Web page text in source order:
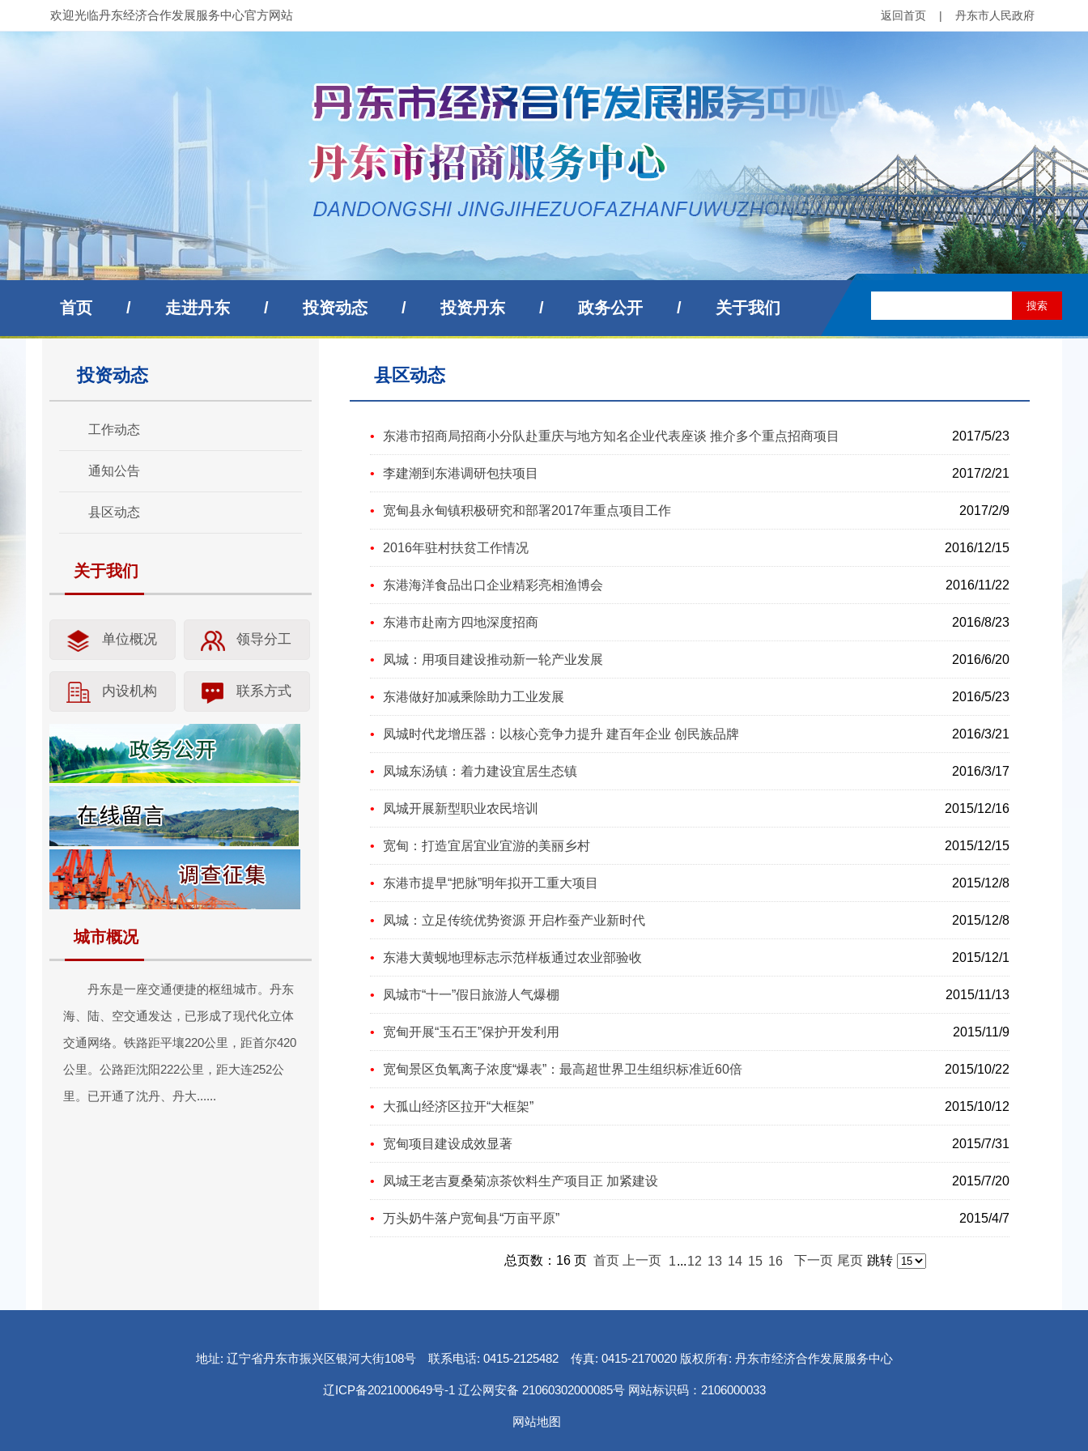
欢迎光临丹东经济合作发展服务中心官方网站 返回首页 | 丹东市人民政府
首页 / 走进丹东 / 投资动态 / 投资丹东 / 政务公开 / 关于我们
投资动态
工作动态
通知公告
县区动态
关于我们
单位概况 领导分工
内设机构 联系方式
城市概况
丹东是一座交通便捷的枢纽城市。丹东
海、陆、空交通发达，已形成了现代化立体
交通网络。铁路距平壤220公里，距首尔420
公里。公路距沈阳222公里，距大连252公
里。已开通了沈丹、丹大......
县区动态
2017/5/23
东港市招商局招商小分队赴重庆与地方知名企业代表座谈 推介多个重点招商项目
2017/2/21
李建潮到东港调研包扶项目
2017/2/9
宽甸县永甸镇积极研究和部署2017年重点项目工作
2016/12/15
2016年驻村扶贫工作情况
2016/11/22
东港海洋食品出口企业精彩亮相渔博会
2016/8/23
东港市赴南方四地深度招商
2016/6/20
凤城：用项目建设推动新一轮产业发展
2016/5/23
东港做好加减乘除助力工业发展
2016/3/21
凤城时代龙增压器：以核心竞争力提升 建百年企业 创民族品牌
2016/3/17
凤城东汤镇：着力建设宜居生态镇
2015/12/16
凤城开展新型职业农民培训
2015/12/15
宽甸：打造宜居宜业宜游的美丽乡村
2015/12/8
东港市提早“把脉”明年拟开工重大项目
2015/12/8
凤城：立足传统优势资源 开启柞蚕产业新时代
2015/12/1
东港大黄蚬地理标志示范样板通过农业部验收
2015/11/13
凤城市“十一”假日旅游人气爆棚
2015/11/9
宽甸开展“玉石王”保护开发利用
2015/10/22
宽甸景区负氧离子浓度“爆表”：最高超世界卫生组织标准近60倍
2015/10/12
大孤山经济区拉开“大框架”
2015/7/31
宽甸项目建设成效显著
2015/7/20
凤城王老吉夏桑菊凉茶饮料生产项目正 加紧建设
2015/4/7
万头奶牛落户宽甸县“万亩平原”
总页数：16 页 首页 上一页 1...12 13 14 15 16 下一页 尾页 跳转
地址: 辽宁省丹东市振兴区银河大街108号 联系电话: 0415-2125482 传真: 0415-2170020 版权所有: 丹东市经济合作发展服务中心
辽ICP备2021000649号-1 辽公网安备 21060302000085号 网站标识码：2106000033
网站地图